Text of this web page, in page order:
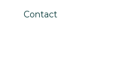
Contact